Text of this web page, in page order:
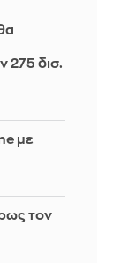
275 δισ.
με
τον